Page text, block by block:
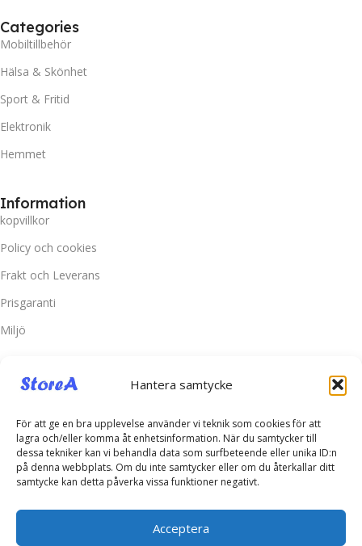
Hantera samtycke
För att ge en bra upplevelse använder vi teknik som cookies för att
lagra och/eller komma åt enhetsinformation. När du samtycker till
dessa tekniker kan vi behandla data som surfbeteende eller unika ID:n
på denna webbplats. Om du inte samtycker eller om du återkallar ditt
samtycke kan detta påverka vissa funktioner negativt.
Acceptera
Categories
Mobiltillbehör
Hälsa & Skönhet
Sport & Fritid
Elektronik
Hemmet
Information
kopvillkor
Policy och cookies
Frakt och Leverans
Prisgaranti
Miljö
Kundtjänst
Kontakta oss
Retur & Reklamation
Vanliga frågor
Inloggning